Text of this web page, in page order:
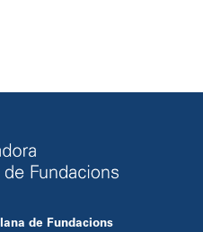
de Fundacions